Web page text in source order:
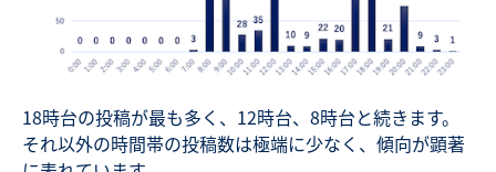
18時台の投稿が最も多く、12時台、8時台と続きます。
それ以外の時間帯の投稿数は極端に少なく、傾向が顕著